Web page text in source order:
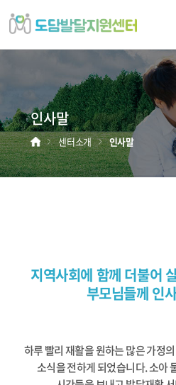
도
담
원
센
터
';
인사말
홈 센터소개 인사말
지역사회에 함께 더불어
부모님들께 인
하루 빨리 재활을 원하는 많은 가정
소식을 전하게 되었습니다.소아